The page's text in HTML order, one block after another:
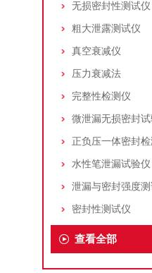
无损密封性测试仪
粗大泄露测试仪
真空衰减仪
压力衰减法
完整性检测仪
微泄漏无损密封试
正负压一体密封
水性笔泄漏试验仪
泄漏与密封强度测
密封性测试仪
查看全部